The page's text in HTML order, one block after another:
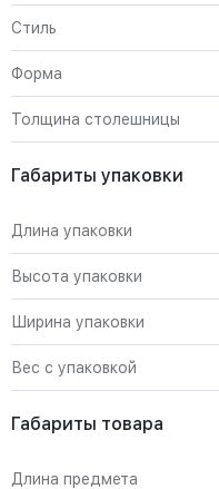
Стиль
Форма
Толщина столешницы
Габариты упаковки
Длина упаковки
Высота упаковки
Ширина упаковки
Вес с упаковкой
Габариты товара
Длина предмета